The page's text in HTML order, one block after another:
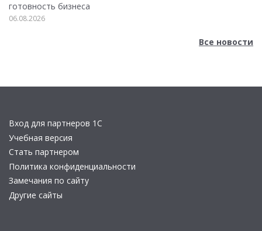
готовность бизнеса
06.08.2026
Все новости
Вход для партнеров 1С
Учебная версия
Стать партнером
Политика конфиденциальности
Замечания по сайту
Другие сайты